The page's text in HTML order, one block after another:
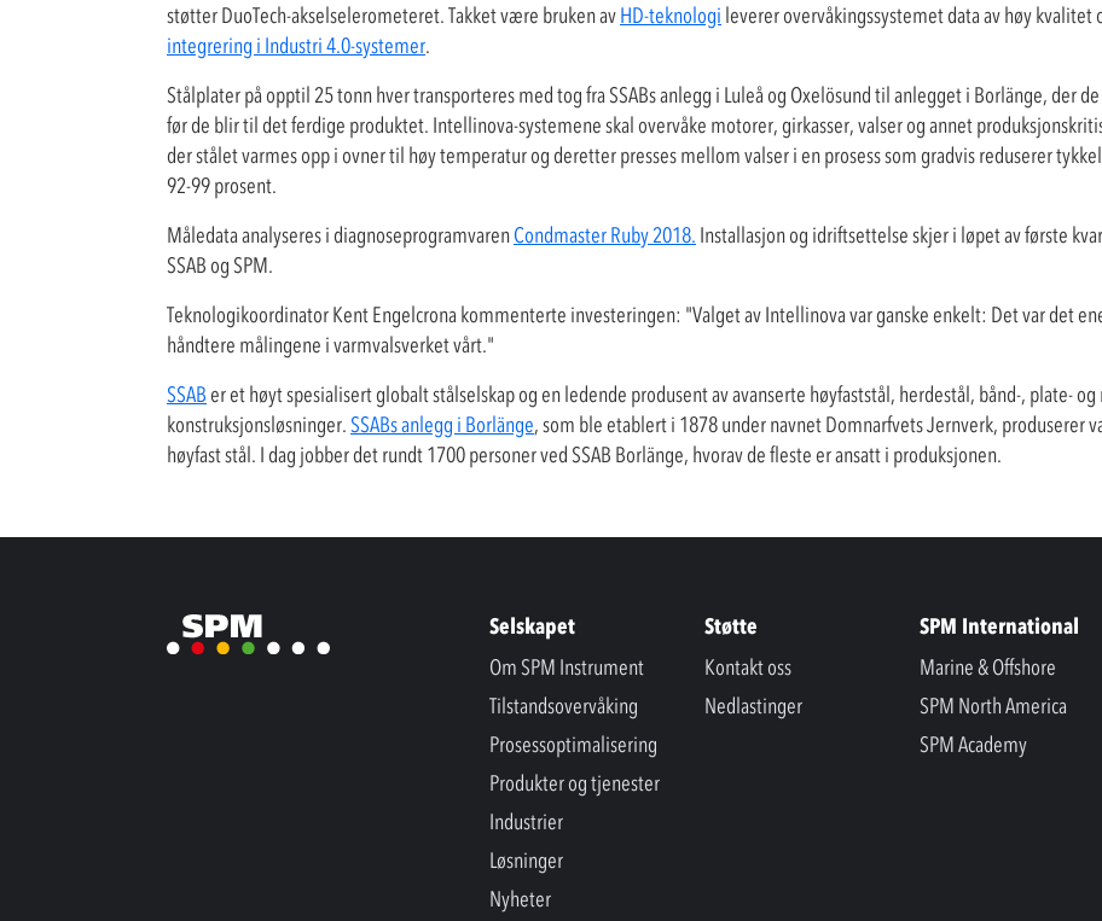
støtter DuoTech-akselselerometeret. Takket være bruken avHD-teknologi leverer overvåkingssystemet data av høy kvalitet
integrering i Industri 4.0-systemer.
Stålplater på opptil 25 tonn hver transporteres med tog fra SSABs anlegg i Luleå og Oxelösund til anlegget i Borlänge, der
før de blir til det ferdige produktet. Intellinova-systemene skal overvåke motorer, girkasser, valser og annet
der stålet varmes opp i ovner til høy temperatur og deretter presses mellom valser i en prosess som gradvis reduserer
92-99 prosent.
Måledata analyseres i diagnoseprogramvarenCondmaster Ruby 2018. Installasjon og idriftsettelse skjer i løpet av første
SSAB og SPM.
Teknologikoordinator Kent Engelcrona kommenterte investeringen: "Valget av Intellinova var ganske enkelt: Det var det
håndtere målingene i varmvalsverket vårt."
SSABer et høyt spesialisert globalt stålselskap og en ledende produsent av avanserte høyfaststål, herdestål, bånd-, plate-
konstruksjonsløsninger.SSABs anlegg i Borlänge, som ble etablert i 1878 under navnet Domnarfvets Jernverk, produserer
høyfast stål. I dag jobber det rundt 1700 personer ved SSAB Borlänge, hvorav de fleste er ansatt i produksjonen.
Selskapet
Om SPM Instrument
Tilstandsovervåking
Prosessoptimalisering
Produkter og tjenester
Industrier
Løsninger
Nyheter
Støtte
Kontakt oss
Nedlastinger
SPM International
Marine & Offshore
SPM North America
SPM Academy